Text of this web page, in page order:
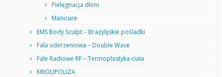
Pielęgnacja dłoni
Manicure
EMS Body Sculpt – Brazylijskie pośladki
Fala uderzeniowa – Double Wave
Fale Radiowe RF – Termoplastyka ciała
KRIOLIPOLIZA